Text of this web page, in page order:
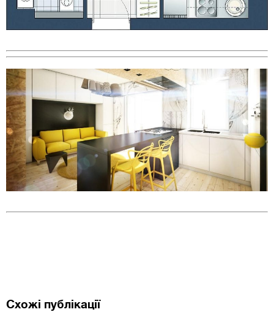
Схожі публікації